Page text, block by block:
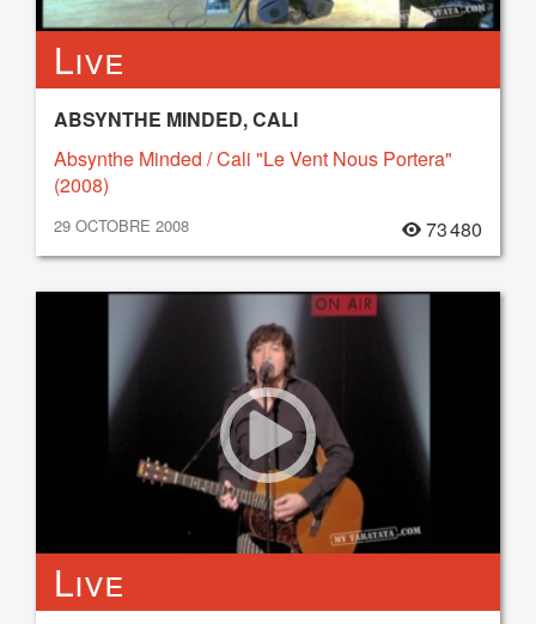
Live
ABSYNTHE MINDED, CALI
Absynthe Minded / Cali "Le Vent Nous Portera"
(2008)
29 OCTOBRE 2008 73 480
Live